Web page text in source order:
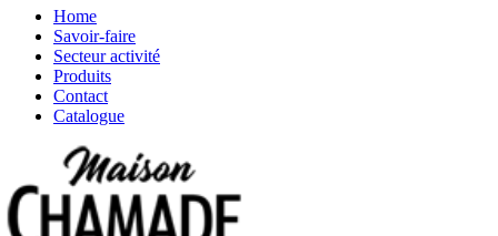
Home
Savoir-faire
Secteur activité
Produits
Contact
Catalogue